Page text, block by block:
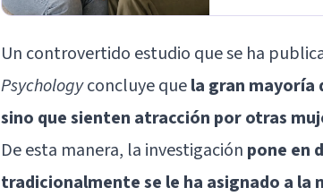
Un controvertido estudio que se ha
Psychologyconcluye quela gran mayoría
sino que sienten atracción por otras
De esta manera, la investigación pone en
tradicionalmente se le ha asignado a la